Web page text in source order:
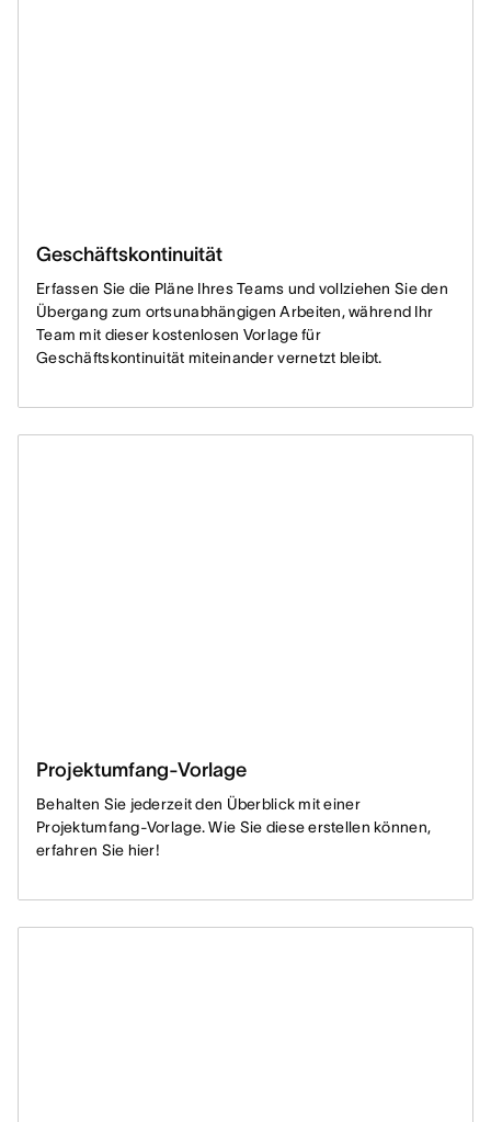
Geschäftskontinuität
Erfassen Sie die Pläne Ihres Teams und vollziehen Sie den
Übergang zum ortsunabhängigen Arbeiten, während Ihr
Team mit dieser kostenlosen Vorlage für
Geschäftskontinuität miteinander vernetzt bleibt.
Projektumfang-Vorlage
Behalten Sie jederzeit den Überblick mit einer
Projektumfang-Vorlage. Wie Sie diese erstellen können,
erfahren Sie hier!